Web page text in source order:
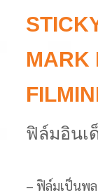
MARK
ฟิล์มอินเ
– ฟิล์มเป็นพ